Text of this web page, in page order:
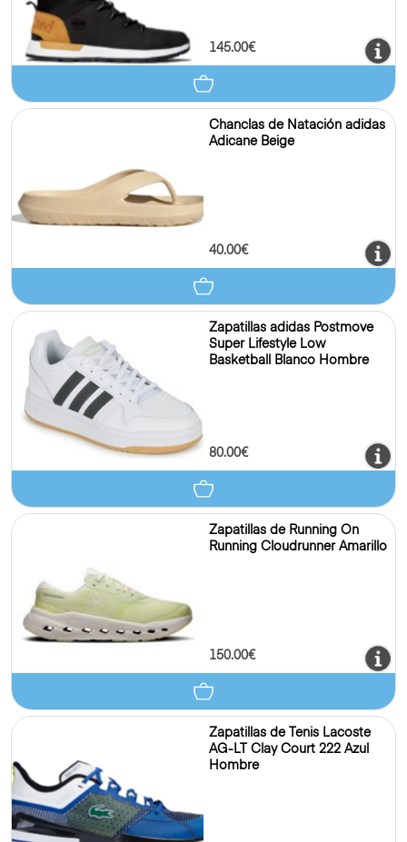
145.00€
Chanclas de Natación adidas
Adicane Beige
40.00€
Zapatillas adidas Postmove
Super Lifestyle Low
Basketball Blanco Hombre
80.00€
Zapatillas de Running On
Running Cloudrunner Amarillo
150.00€
Zapatillas de Tenis Lacoste
AG-LT Clay Court 222 Azul
Hombre